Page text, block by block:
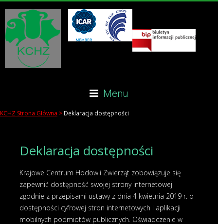
Menu
KCHZ Strona Główna > Deklaracja dostępności
Deklaracja dostępności
Krajowe Centrum Hodowli Zwierząt zobowiązuje się
zapewnić dostępność swojej strony internetowej
zgodnie z przepisami ustawy z dnia 4 kwietnia 2019 r. o
dostępności cyfrowej stron internetowych i aplikacji
mobilnych podmiotów publicznych. Oświadczenie w